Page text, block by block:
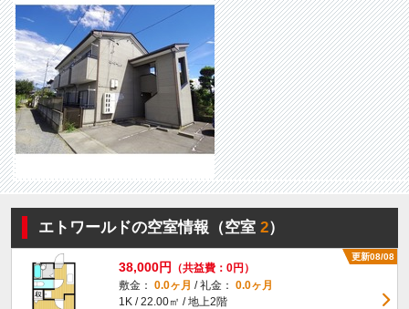
エトワールドの空室情報（空室2）
更新08/08
38,000円
（共益費：0円）
敷金： 0.0ヶ月 / 礼金： 0.0ヶ月
1K / 22.00㎡ / 地上2階